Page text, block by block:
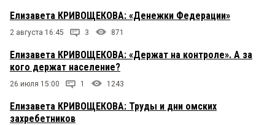
Елизавета КРИВОЩЕКОВА: «Денежки Федерации»
2 августа 16:45 3 871
Елизавета КРИВОЩЕКОВА: «Держат на контроле». А за
кого держат население?
26 июля 15:00 1 1243
Елизавета КРИВОЩЕКОВА: Труды и дни омских
захребетников